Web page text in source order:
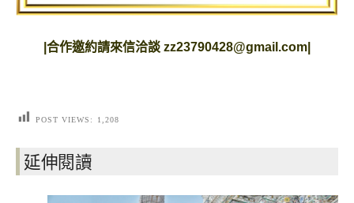
合作邀約請來信洽談 zz23790428@gmail.com
POST VIEWS: 1,208
延伸閱讀